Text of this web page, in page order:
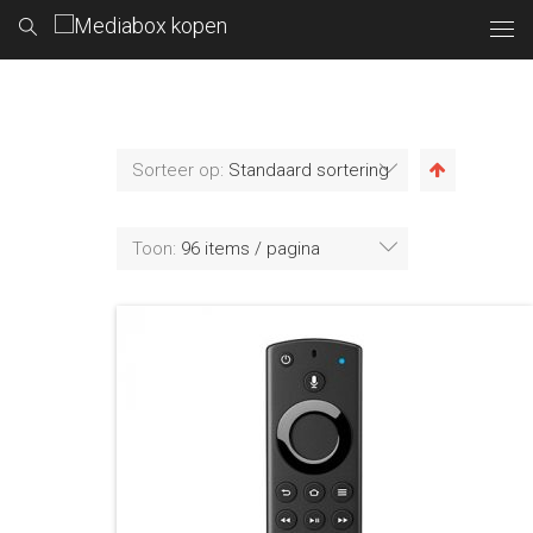
Sorteer op: Standaard sortering
Toon: 96 items / pagina